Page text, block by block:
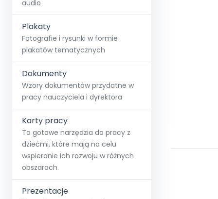
audio
Plakaty
Fotografie i rysunki w formie
plakatów tematycznych
Dokumenty
Wzory dokumentów przydatne w
pracy nauczyciela i dyrektora
Karty pracy
To gotowe narzędzia do pracy z
dziećmi, które mają na celu
wspieranie ich rozwoju w różnych
obszarach.
Prezentacje